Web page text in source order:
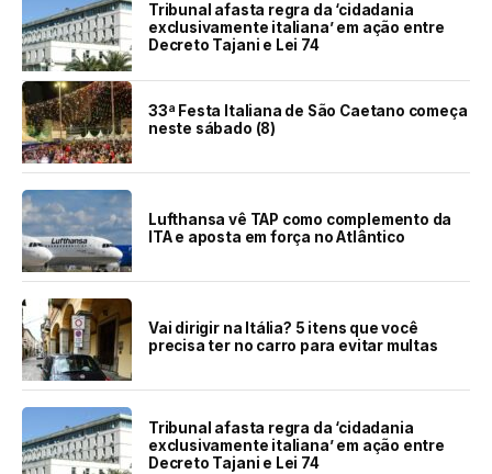
Tribunal afasta regra da ‘cidadania
exclusivamente italiana’ em ação entre
Decreto Tajani e Lei 74
33ª Festa Italiana de São Caetano começa
neste sábado (8)
Lufthansa vê TAP como complemento da
ITA e aposta em força no Atlântico
Vai dirigir na Itália? 5 itens que você
precisa ter no carro para evitar multas
Tribunal afasta regra da ‘cidadania
exclusivamente italiana’ em ação entre
Decreto Tajani e Lei 74